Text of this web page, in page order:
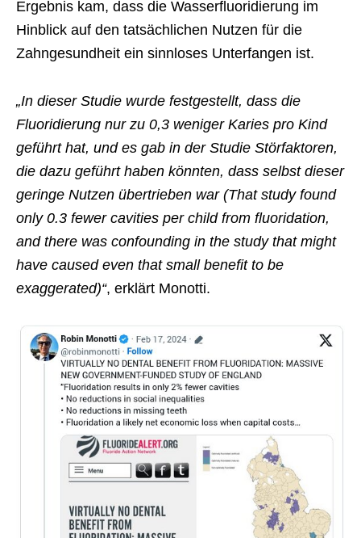
Ergebnis kam, dass die Wasserfluoridierung im
Hinblick auf den tatsächlichen Nutzen für die
Zahngesundheit ein sinnloses Unterfangen ist.
„In dieser Studie wurde festgestellt, dass die
Fluoridierung nur zu 0,3 weniger Karies pro Kind
geführt hat, und es gab in der Studie Störfaktoren,
die dazu geführt haben könnten, dass selbst dieser
geringe Nutzen übertrieben war (That study found
only 0.3 fewer cavities per child from fluoridation,
and there was confounding in the study that might
have caused even that small benefit to be
exaggerated)“, erklärt Monotti.